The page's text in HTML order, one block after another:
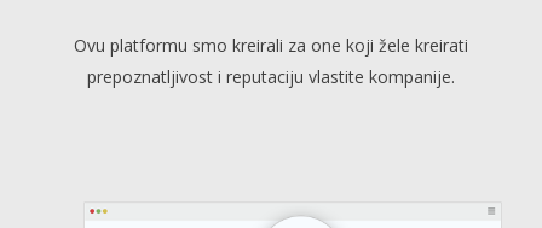
Ovu platformu smo kreirali za one koji žele kreirati
prepoznatljivost i reputaciju vlastite kompanije.